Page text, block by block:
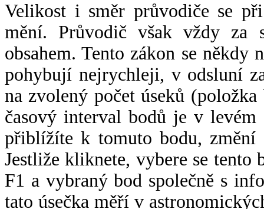
Velikost i směr průvodiče se
mění. Průvodič však vždy za
obsahem. Tento zákon se někdy
pohybují nejrychleji, v odsluní
na zvolený počet úseků
časový interval bodů je v
přiblížíte k tomuto bodu,
Jestliže kliknete, vybere se tento
F1 a vybraný bod společně s
tato úsečka měří v